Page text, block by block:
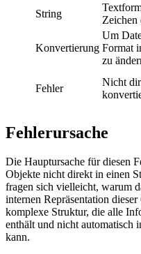
String
Zeichen
Konvertierung
Um
Format
zu
Fehler
Nicht
Fehlerursache
Die Hauptursache für diesen
Objekte nicht direkt in einen
fragen sich vielleicht, warum
internen Repräsentation
komplexe Struktur, die alle
enthält und nicht automatisch
kann.